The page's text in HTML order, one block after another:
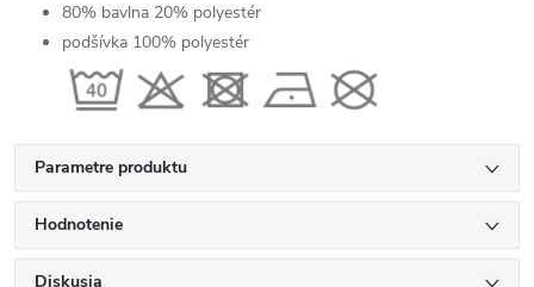
80% bavlna 20% polyestér
podšívka 100% polyestér
Parametre produktu
Hodnotenie
Diskusia